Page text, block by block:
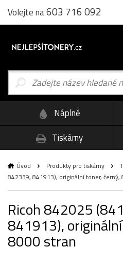
Volejte na603 716 092
Náplně
Tiskárny
Úvod Produkty pro tiskárny
842339, 841913), originální toner, černý,
Ricoh 842025
841913),
8000 stran